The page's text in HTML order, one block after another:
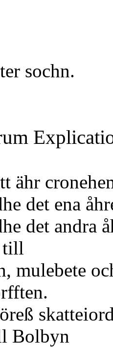
sochn.
det ena
det andra
till
och